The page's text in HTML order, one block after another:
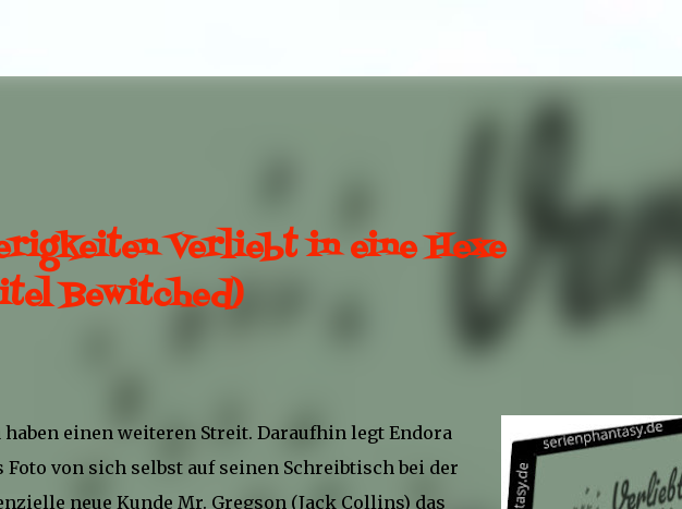
Verliebt in eine Hexe
Bewitched)
haben einen weiteren Streit. Daraufhin legt Endora
Foto von sich selbst auf seinen Schreibtisch bei der
neue Kunde Mr. Gregson (Jack Collins) das